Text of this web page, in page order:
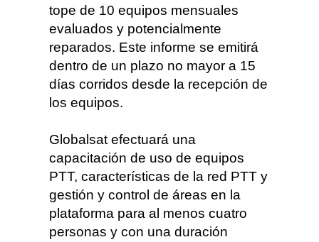
tope de 10 equipos mensuales
evaluados y potencialmente
reparados. Este informe se emitirá
dentro de un plazo no mayor a 15
días corridos desde la recepción de
los equipos.
Globalsat efectuará una
capacitación de uso de equipos
PTT, características de la red PTT y
gestión y control de áreas en la
plataforma para al menos cuatro
personas y con una duración